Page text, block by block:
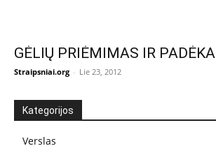
GĖLIŲ PRIĖMIMAS IR PADĖKA
Straipsniai.org - Lie 23, 2012
Kategorijos
Verslas